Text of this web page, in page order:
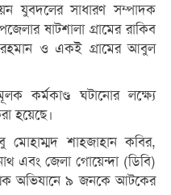
যুবদলের সাধারণ সম্পাদক
ষাটশালা গ্রামের রাকিব
ও একই গ্রামের আবুল
কর্মকাণ্ড ঘটানোর লক্ষ্যে
হয়েছে।
মোহাম্মদ শাহজাহান কবির,
এবং জেলা গোয়েন্দা (ডিবি)
অভিযানে ৯ জনকে আটকের